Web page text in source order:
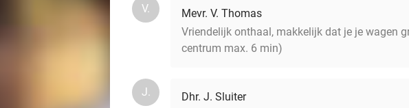
V.
Mevr. V. Thomas
Vriendelijk onthaal, makkelijk dat je je wagen
centrum max. 6 min)
J.
Dhr. J. Sluiter